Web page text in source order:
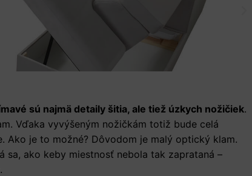
sú najmä detaily šitia, ale tiež úzkych nožičiek.
Vďaka vyvýšeným nožičkám totiž bude celá
Ako je to možné? Dôvodom je malý optický klam.
sa, ako keby miestnosť nebola tak zaprataná –